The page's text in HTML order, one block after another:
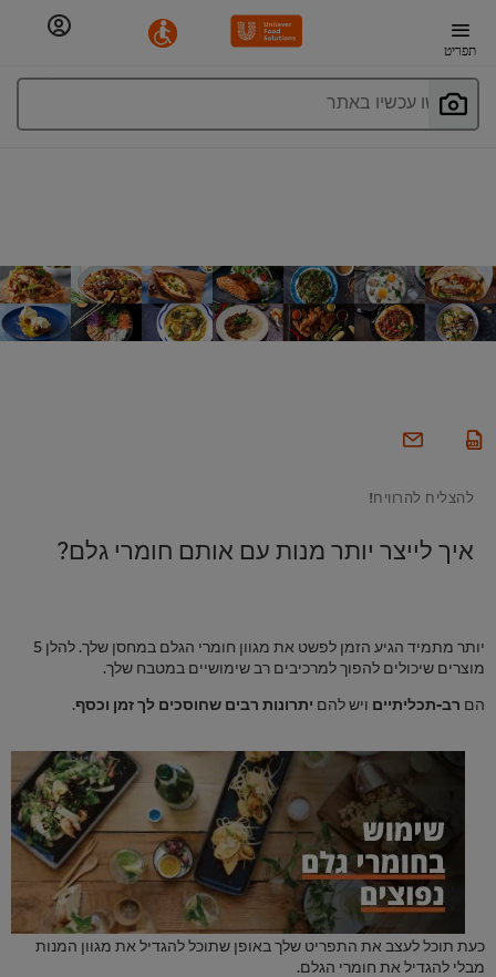
תפריט
חפשו עכשיו באתר
להצליח להרוויח!
איך לייצר יותר מנות עם אותם חומרי גלם?
יותר מתמיד הגיע הזמן לפשט את מגוון חומרי הגלם במחסן שלך. להלן 5
מוצרים שיכולים להפוך למרכיבים רב שימושיים במטבח שלך.
הם רב-תכליתיים ויש להם יתרונות רבים שחוסכים לךזמן וכסף
כעת תוכל לעצב את התפריט שלך באופן שתוכל להגדיל את מגוון המנות
מבלי להגדיל את חומרי הגלם.